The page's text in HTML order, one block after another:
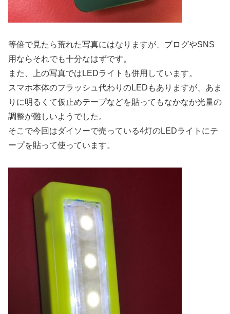
等倍で見たら荒れた写真にはなりますが、ブログやSNS
用ならそれでも十分なはずです。
また、上の写真ではLEDライトも併用しています。
スマホ本体のフラッシュ代わりのLEDもありますが、あま
りに明るくて仮止めテープなどを貼ってもなかなか光量の
調整が難しいようでした。
そこで今回はダイソーで売っている4灯のLEDライトにテ
ープを貼って使っています。